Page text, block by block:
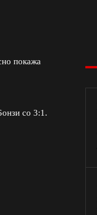
покажа
со 3:1.